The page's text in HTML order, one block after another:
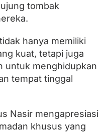
tombak
hanya memiliki
kuat, tetapi juga
untuk menghidupkan
tempat tinggal
Nasir mengapresiasi
khusus yang